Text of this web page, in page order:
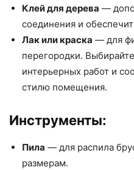
Клей для дерева —
соединения и
Лак или краска — для
перегородки.
интерьерных работ и
стилю помещения.
Инструменты:
Пила — для распила
размерам.